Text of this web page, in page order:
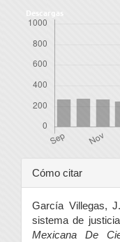
Descargas
Detalles
del
artículo
Cómo citar
García Villegas,
sistema de
Mexicana De